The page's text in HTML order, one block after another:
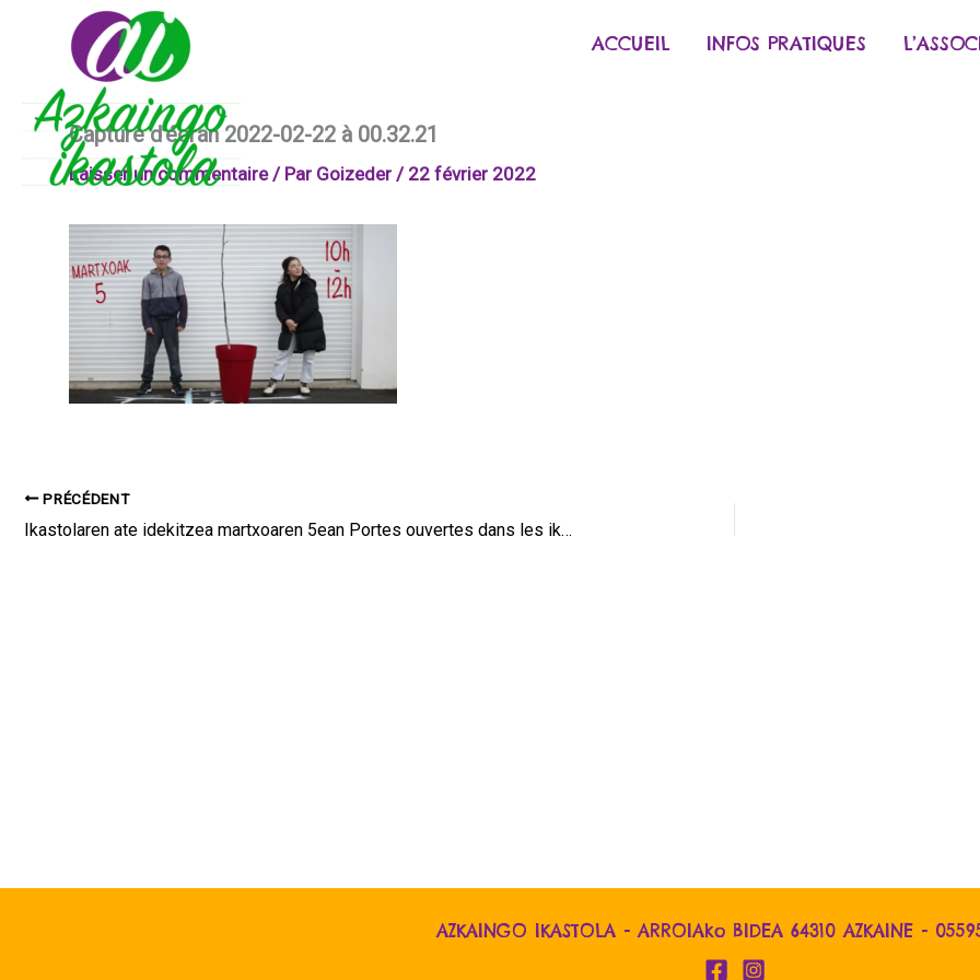
ACCUEIL INFOS PRATIQUES
Capture d’écran 2022-02-22 à 00.32.21
Laisser un commentaire / Par Goizeder / 22 février 2022
PRÉCÉDENT
Ikastolaren ate idekitzea martxoaren 5ean Portes ouvertes dans les ikastola : samedi 5 mars
AZKAINGO IKASTOLA - ARROIAko BIDEA 64310 AZKAINE -